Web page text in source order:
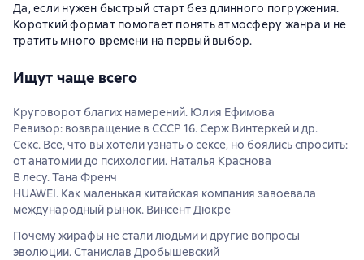
Да, если нужен быстрый старт без длинного погружения.
Короткий формат помогает понять атмосферу жанра и не
тратить много времени на первый выбор.
Ищут чаще всего
Круговорот благих намерений. Юлия Ефимова
Ревизор: возвращение в СССР 16. Серж Винтеркей и др.
Секс. Все, что вы хотели узнать о сексе, но боялись спросить:
от анатомии до психологии. Наталья Краснова
В лесу. Тана Френч
HUAWEI. Как маленькая китайская компания завоевала
международный рынок. Винсент Дюкре
Почему жирафы не стали людьми и другие вопросы
эволюции. Станислав Дробышевский